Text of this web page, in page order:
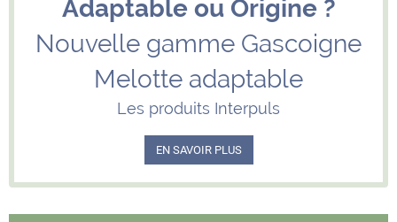
Adaptable ou Origine ?
Nouvelle gamme Gascoigne
Melotte adaptable
Les produits Interpuls
EN SAVOIR PLUS